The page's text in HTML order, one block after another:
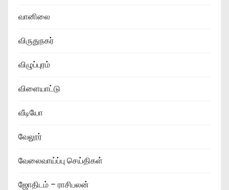
வானிலை
விருதுநகர்
விழுப்புரம்
விளையாட்டு
வீடியோ
வேலூர்
வேலைவாய்ப்பு செய்திகள்
ஜோதிடம் – ராசிபலன்